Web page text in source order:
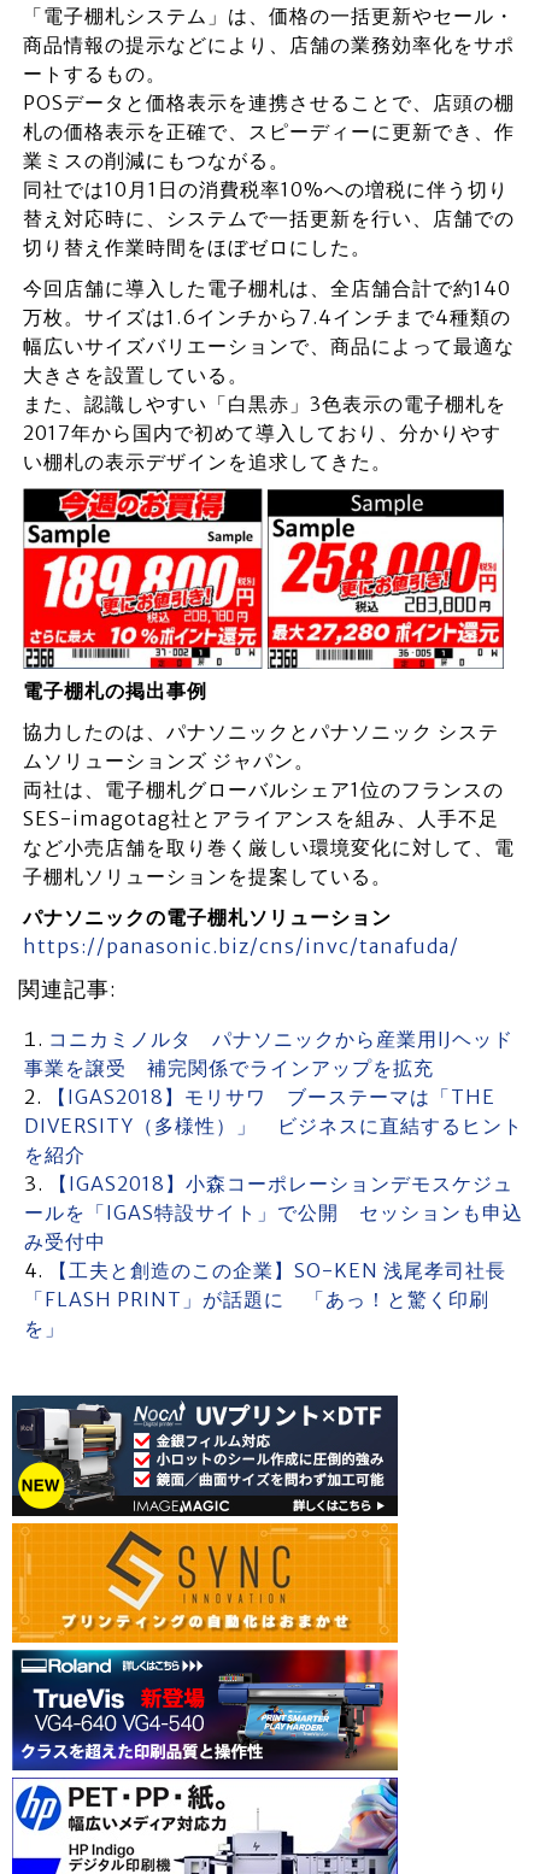
「電子棚札システム」は、価格の一括更新やセール・
商品情報の提示などにより、店舗の業務効率化をサポ
ートするもの。
POSデータと価格表示を連携させることで、店頭の棚
札の価格表示を正確で、スピーディーに更新でき、作
業ミスの削減にもつながる。
同社では10月1日の消費税率10%への増税に伴う切り
替え対応時に、システムで一括更新を行い、店舗での
切り替え作業時間をほぼゼロにした。
今回店舗に導入した電子棚札は、全店舗合計で約140
万枚。サイズは1.6インチから7.4インチまで4種類の
幅広いサイズバリエーションで、商品によって最適な
大きさを設置している。
また、認識しやすい「白黒赤」3色表示の電子棚札を
2017年から国内で初めて導入しており、分かりやす
い棚札の表示デザインを追求してきた。
電子棚札の掲出事例
協力したのは、パナソニックとパナソニック システ
ムソリューションズ ジャパン。
両社は、電子棚札グローバルシェア1位のフランスの
SES-imagotag社とアライアンスを組み、人手不足
など小売店舗を取り巻く厳しい環境変化に対して、電
子棚札ソリューションを提案している。
パナソニックの電子棚札ソリューション
https://panasonic.biz/cns/invc/tanafuda/
関連記事:
コニカミノルタ パナソニックから産業用IJヘッド
事業を譲受 補完関係でラインアップを拡充
【IGAS2018】モリサワ ブーステーマは「THE
DIVERSITY（多様性）」 ビジネスに直結するヒント
を紹介
【IGAS2018】小森コーポレーションデモスケジュ
ールを「IGAS特設サイト」で公開 セッションも申込
み受付中
【工夫と創造のこの企業】SO-KEN 浅尾孝司社長
「FLASH PRINT」が話題に 「あっ！と驚く印刷
を」